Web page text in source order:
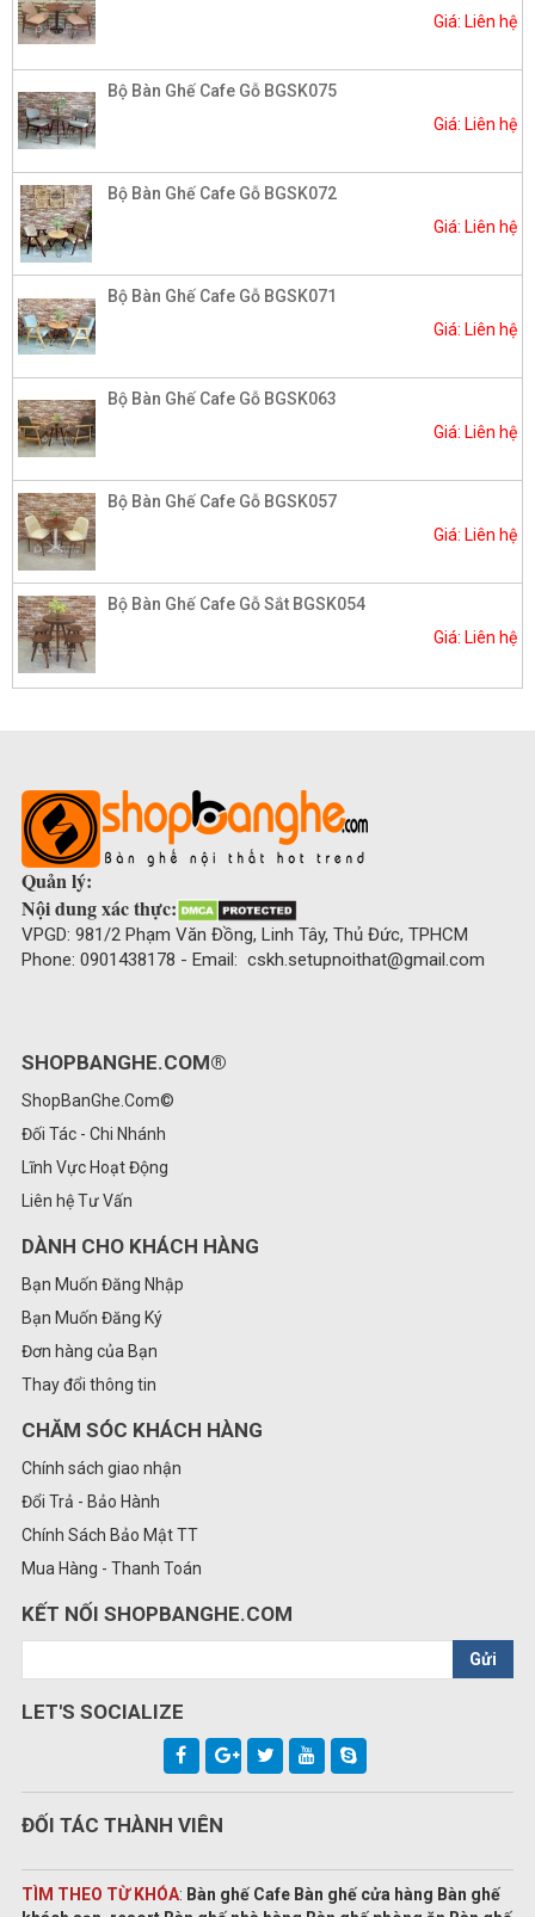
Giá: Liên hệ
Bộ Bàn Ghế Cafe Gỗ BGSK075
Giá: Liên hệ
Bộ Bàn Ghế Cafe Gỗ BGSK072
Giá: Liên hệ
Bộ Bàn Ghế Cafe Gỗ BGSK071
Giá: Liên hệ
Bộ Bàn Ghế Cafe Gỗ BGSK063
Giá: Liên hệ
Bộ Bàn Ghế Cafe Gỗ BGSK057
Giá: Liên hệ
Bộ Bàn Ghế Cafe Gỗ Sắt BGSK054
Giá: Liên hệ
Quản lý:
Nội dung xác thực:
VPGD: 981/2 Phạm Văn Đồng, Linh Tây, Thủ Đức, TPHCM
Phone: 0901438178 - Email: cskh.setupnoithat@gmail.com
SHOPBANGHE.COM®
ShopBanGhe.Com©
Đối Tác - Chi Nhánh
Lĩnh Vực Hoạt Động
Liên hệ Tư Vấn
DÀNH CHO KHÁCH HÀNG
Bạn Muốn Đăng Nhập
Bạn Muốn Đăng Ký
Đơn hàng của Bạn
Thay đổi thông tin
CHĂM SÓC KHÁCH HÀNG
Chính sách giao nhận
Đổi Trả - Bảo Hành
Chính Sách Bảo Mật TT
Mua Hàng - Thanh Toán
KẾT NỐI SHOPBANGHE.COM
Gửi
LET'S SOCIALIZE
ĐỐI TÁC THÀNH VIÊN
TÌM THEO TỪ KHÓA: Bàn ghế Cafe Bàn ghế cửa hàng Bàn ghế